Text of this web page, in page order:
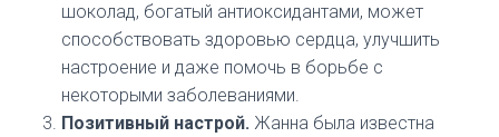
шоколад, богатый антиоксидантами, может
способствовать здоровью сердца, улучшить
настроение и даже помочь в борьбе с
некоторыми заболеваниями.
Позитивный настрой. Жанна была известна